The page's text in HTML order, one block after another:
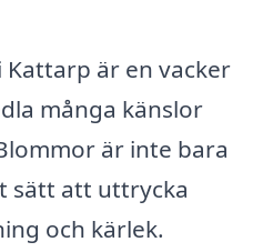
är en vacker
många känslor
är inte bara
sätt att uttrycka
och kärlek.